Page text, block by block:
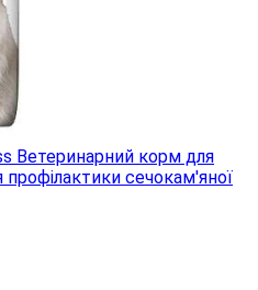
Ветеринарний корм для
профілактики сечокам'яної